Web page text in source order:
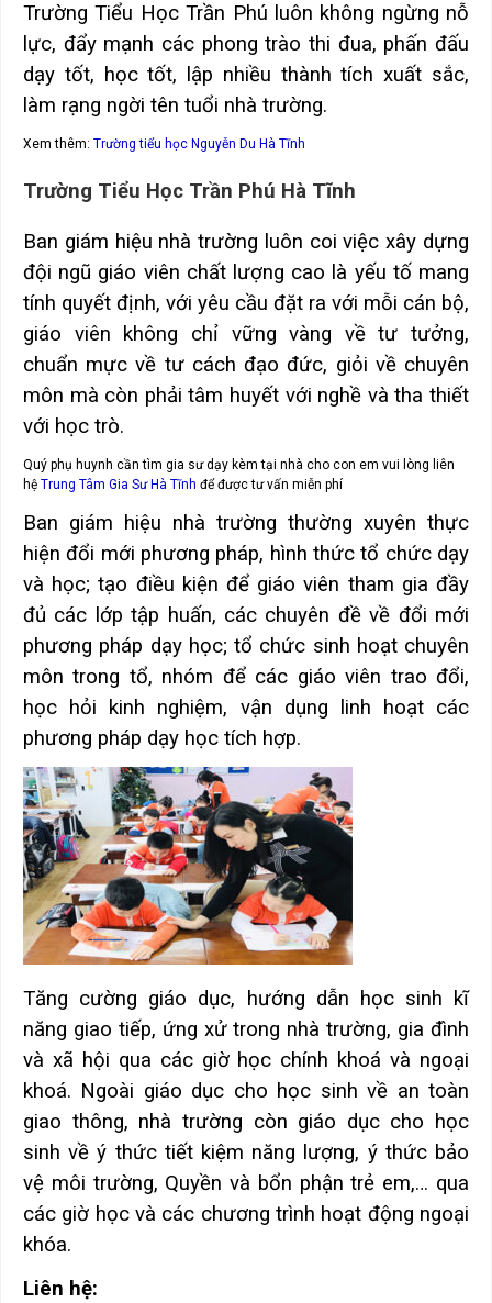
Trường Tiểu Học Trần Phú luôn không ngừng nỗ
lực, đẩy mạnh các phong trào thi đua, phấn đấu
dạy tốt, học tốt, lập nhiều thành tích xuất sắc,
làm rạng ngời tên tuổi nhà trường.
Xem thêm: Trường tiểu học Nguyễn Du Hà Tĩnh
Trường Tiểu Học Trần Phú Hà Tĩnh
Ban giám hiệu nhà trường luôn coi việc xây dựng
đội ngũ giáo viên chất lượng cao là yếu tố mang
tính quyết định, với yêu cầu đặt ra với mỗi cán bộ,
giáo viên không chỉ vững vàng về tư tưởng,
chuẩn mực về tư cách đạo đức, giỏi về chuyên
môn mà còn phải tâm huyết với nghề và tha thiết
với học trò.
Quý phụ huynh cần tìm gia sư dạy kèm tại nhà cho con em vui lòng liên
hệ Trung Tâm Gia Sư Hà Tĩnh để được tư vấn miễn phí
Ban giám hiệu nhà trường thường xuyên thực
hiện đổi mới phương pháp, hình thức tổ chức dạy
và học; tạo điều kiện để giáo viên tham gia đầy
đủ các lớp tập huấn, các chuyên đề về đổi mới
phương pháp dạy học; tổ chức sinh hoạt chuyên
môn trong tổ, nhóm để các giáo viên trao đổi,
học hỏi kinh nghiệm, vận dụng linh hoạt các
phương pháp dạy học tích hợp.
Tăng cường giáo dục, hướng dẫn học sinh kĩ
năng giao tiếp, ứng xử trong nhà trường, gia đình
và xã hội qua các giờ học chính khoá và ngoại
khoá. Ngoài giáo dục cho học sinh về an toàn
giao thông, nhà trường còn giáo dục cho học
sinh về ý thức tiết kiệm năng lượng, ý thức bảo
vệ môi trường, Quyền và bổn phận trẻ em,… qua
các giờ học và các chương trình hoạt động ngoại
khóa.
Liên hệ: